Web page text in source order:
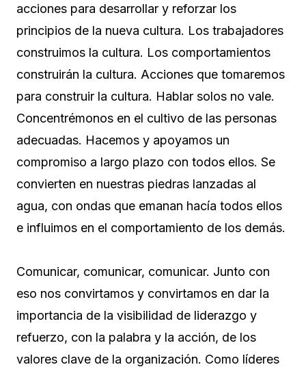
acciones para desarrollar y reforzar los
principios de la nueva cultura. Los trabajadores
construimos la cultura. Los comportamientos
construirán la cultura. Acciones que tomaremos
para construir la cultura. Hablar solos no vale.
Concentrémonos en el cultivo de las personas
adecuadas. Hacemos y apoyamos un
compromiso a largo plazo con todos ellos. Se
convierten en nuestras piedras lanzadas al
agua, con ondas que emanan hacía todos ellos
e influimos en el comportamiento de los demás.
Comunicar, comunicar, comunicar. Junto con
eso nos convirtamos y convirtamos en dar la
importancia de la visibilidad de liderazgo y
refuerzo, con la palabra y la acción, de los
valores clave de la organización. Como líderes